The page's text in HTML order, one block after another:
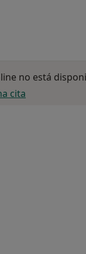
no está
cita